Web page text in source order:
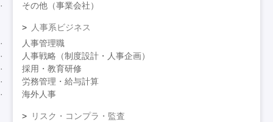
その他（事業会社）
人事系ビジネス
人事管理職
人事戦略（制度設計・人事企画）
採用・教育研修
労務管理・給与計算
海外人事
リスク・コンプラ・監査